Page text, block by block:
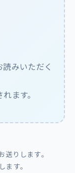
、破壊、改ざ
削除等のご請
みいただく
ます。
りします。
ます。